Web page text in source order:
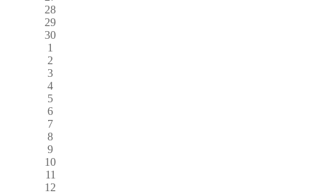
28
29
30
1
2
3
4
5
6
7
8
9
10
11
12